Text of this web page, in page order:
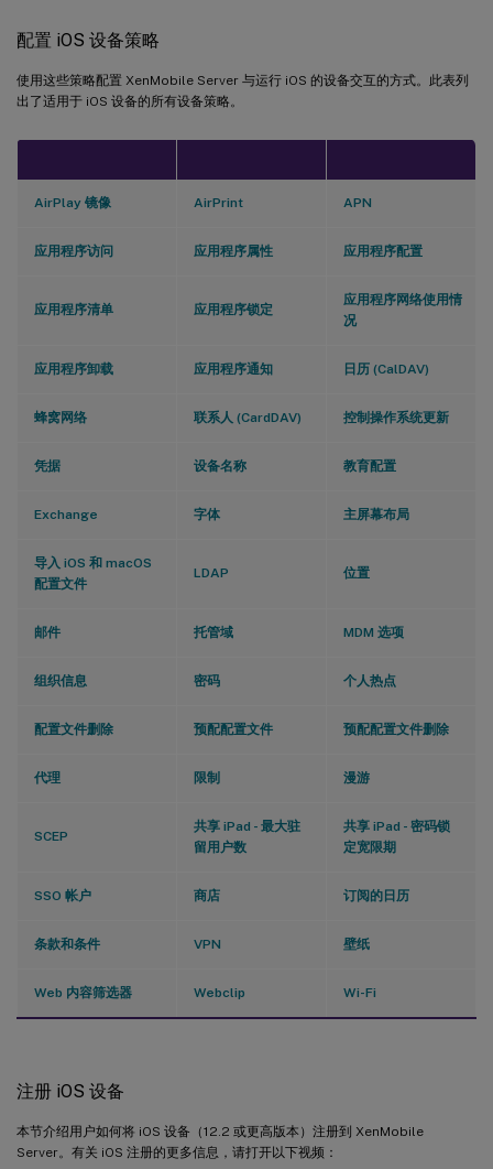
配置 iOS 设备策略
使用这些策略配置 XenMobile Server 与运行 iOS 的设备交互的方式。此表列
出了适用于 iOS 设备的所有设备策略。
AirPlay 镜像 AirPrint APN
应用程序访问 应用程序属性 应用程序配置
应用程序清单 应用程序锁定
应用程序网络使用情
况
应用程序卸载 应用程序通知 日历 (CalDAV)
蜂窝网络 联系人 (CardDAV) 控制操作系统更新
凭据 设备名称 教育配置
Exchange 字体 主屏幕布局
导入 iOS 和 macOS
配置文件
LDAP 位置
邮件 托管域 MDM 选项
组织信息 密码 个人热点
配置文件删除 预配配置文件 预配配置文件删除
代理 限制 漫游
SCEP
共享 iPad - 最大驻
留用户数
共享 iPad - 密码锁
定宽限期
SSO 帐户 商店 订阅的日历
条款和条件 VPN 壁纸
Web 内容筛选器 Webclip Wi-Fi
注册 iOS 设备
本节介绍用户如何将 iOS 设备（12.2 或更高版本）注册到 XenMobile
Server。有关 iOS 注册的更多信息，请打开以下视频：